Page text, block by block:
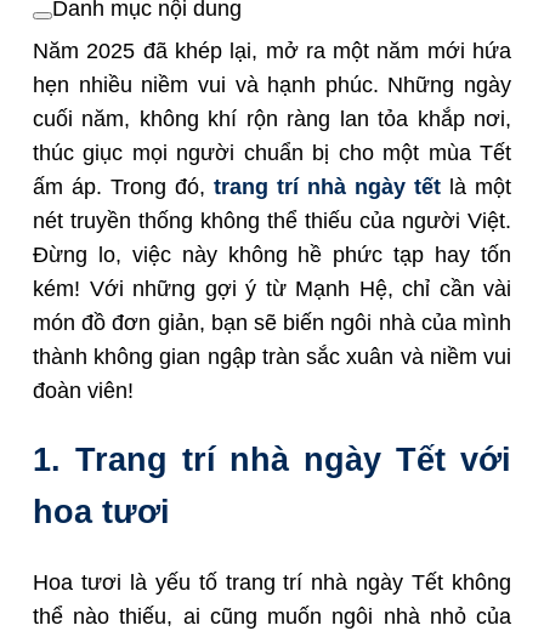
Danh mục nội dung
Năm 2025 đã khép lại, mở ra một năm mới hứa
hẹn nhiều niềm vui và hạnh phúc. Những ngày
cuối năm, không khí rộn ràng lan tỏa khắp nơi,
thúc giục mọi người chuẩn bị cho một mùa Tết
ấm áp. Trong đó, trang trí nhà ngày tết là một
nét truyền thống không thể thiếu của người Việt.
Đừng lo, việc này không hề phức tạp hay tốn
kém! Với những gợi ý từ Mạnh Hệ, chỉ cần vài
món đồ đơn giản, bạn sẽ biến ngôi nhà của mình
thành không gian ngập tràn sắc xuân và niềm vui
đoàn viên!
1. Trang trí nhà ngày Tết với
hoa tươi
Hoa tươi là yếu tố trang trí nhà ngày Tết không
thể nào thiếu, ai cũng muốn ngôi nhà nhỏ của